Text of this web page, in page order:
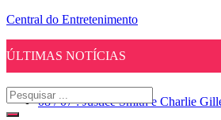
Central do Entretenimento
ÚLTIMAS NOTÍCIAS
08 / 07 : Justice Smith e Charlie